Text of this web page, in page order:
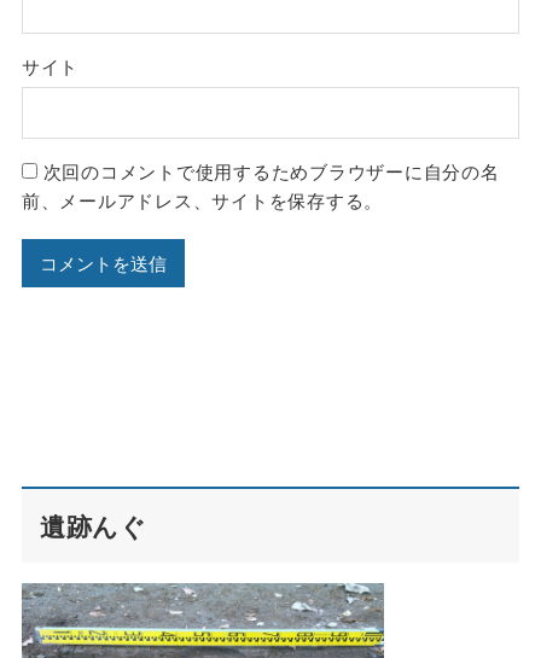
サイト
次回のコメントで使用するためブラウザーに自分の名
前、メールアドレス、サイトを保存する。
遺跡んぐ